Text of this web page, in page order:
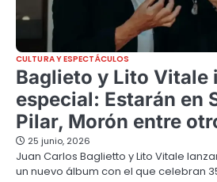
CULTURA Y ESPECTÁCULOS
Baglieto y Lito Vitale
especial: Estarán en
Pilar, Morón entre
25 junio, 2026
Juan Carlos Baglietto y Lito Vitale
un nuevo álbum con el que celebran